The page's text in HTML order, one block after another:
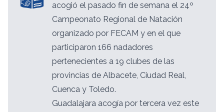
acogió el pasado fin de semana el 24º
Campeonato Regional de Natación
organizado por FECAM y en el que
participaron 166 nadadores
pertenecientes a 19 clubes de las
provincias de Albacete, Ciudad Real,
Cuenca y Toledo.
Guadalajara acogía por tercera vez este